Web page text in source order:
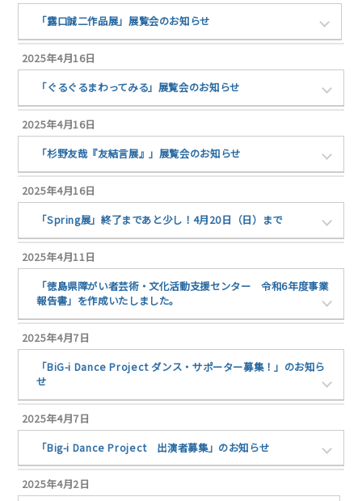
「露口誠二作品展」展覧会のお知らせ
2025年4月16日
「ぐるぐるまわってみる」展覧会のお知らせ
2025年4月16日
「杉野友哉『友結言展』」展覧会のお知らせ
2025年4月16日
「Spring展」終了まであと少し！4月20日（日）まで
2025年4月11日
「徳島県障がい者芸術・文化活動支援センター 令和6年度事業
報告書」を作成いたしました。
2025年4月7日
「BiG-i Dance Project ダンス・サポーター募集！」のお知ら
せ
2025年4月7日
「Big-i Dance Project 出演者募集」のお知らせ
2025年4月2日